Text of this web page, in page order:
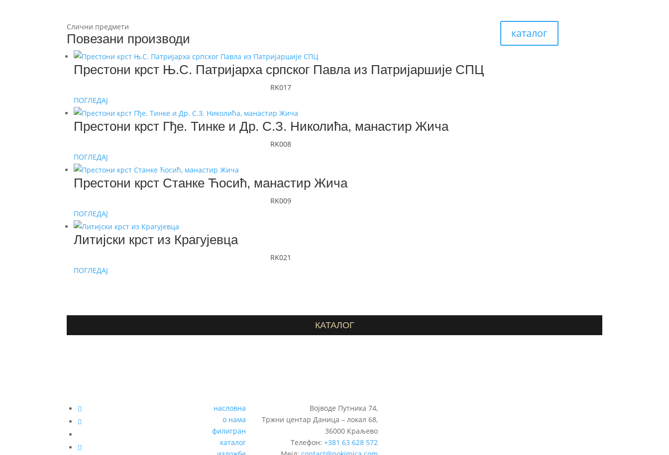
Слични предмети
Повезани производи
Престони крст Њ.С. Патријарха српског Павла из Патријаршије СПЦ
RK017
ПОГЛЕДАЈ
Престони крст Гђе. Тинке и Др. С.З. Николића, манастир Жича
RK008
ПОГЛЕДАЈ
Престони крст Станке Ћосић, манастир Жича
RK009
ПОГЛЕДАЈ
Литијски крст из Крагујевца
RK021
ПОГЛЕДАЈ
каталог
КАТАЛОГ
насловна
о нама
филигран
каталог
Војводе Путника 74,
Тржни центар Даница – локал 68,
36000 Краљево
Телефон: +381 63 628 572